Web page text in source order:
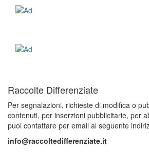
Raccolte Differenziate
Per segnalazioni, richieste di modifica o
contenuti, per inserzioni pubblicitarie, per
puoi contattare per email al seguente
info@raccoltedifferenziate.it